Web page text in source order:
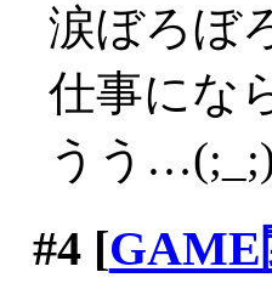
涙ぼろぼ
仕事にな
うう
#4[GAME